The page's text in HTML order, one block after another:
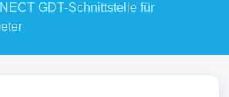
GDT-Schnittstelle für